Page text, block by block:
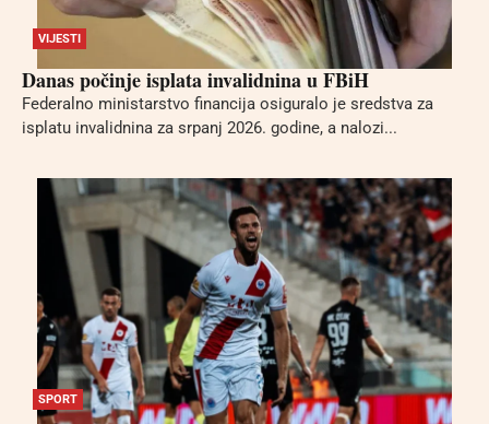
VIJESTI
Danas počinje isplata invalidnina u FBiH
Federalno ministarstvo financija osiguralo je sredstva za
isplatu invalidnina za srpanj 2026. godine, a nalozi...
SPORT